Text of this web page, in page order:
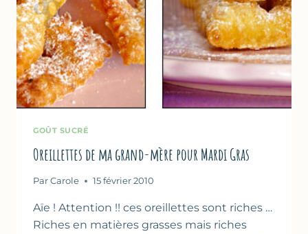
GOÛT SUCRÉ
Oreillettes de ma grand-mère pour Mardi Gras
Par Carole 15 février 2010
Aïe ! Attention !! ces oreillettes sont riches …
Riches en matières grasses mais riches